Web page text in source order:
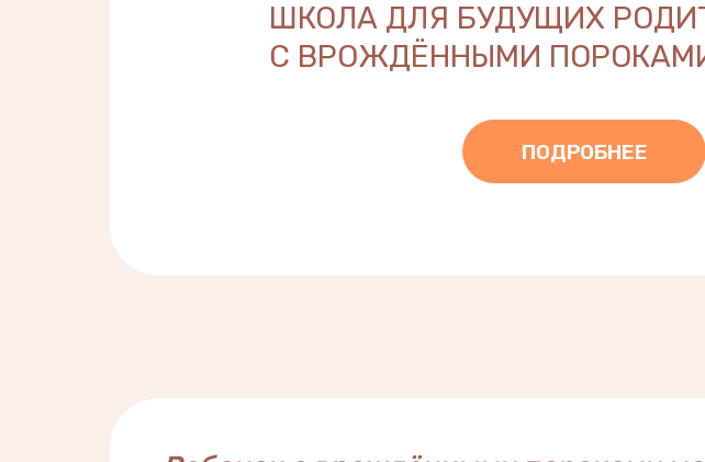
ШКОЛА ДЛЯ БУДУЩИХ
С ВРОЖДЁННЫМИ
ПОДРОБНЕЕ